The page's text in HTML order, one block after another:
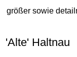
größer sowie
'Alte' Haltnau